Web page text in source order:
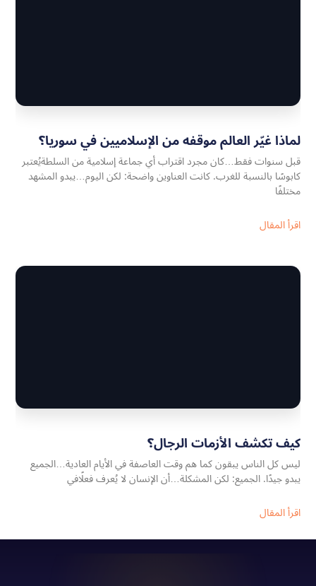
لماذا غيّر العالم موقفه من الإسلاميين في سوريا؟
قبل سنوات فقط…كان مجرد اقتراب أي جماعة إسلامية من السلطةيُعتبر
كابوسًا بالنسبة للغرب. كانت العناوين واضحة: لكن اليوم…يبدو المشهد
مختلفًا
اقرأ المقال
كيف تكشف الأزمات الرجال؟
ليس كل الناس يبقون كما هم وقت العاصفة في الأيام العادية…الجميع
يبدو جيدًا. الجميع: لكن المشكلة…أن الإنسان لا يُعرف فعلًافي
اقرأ المقال